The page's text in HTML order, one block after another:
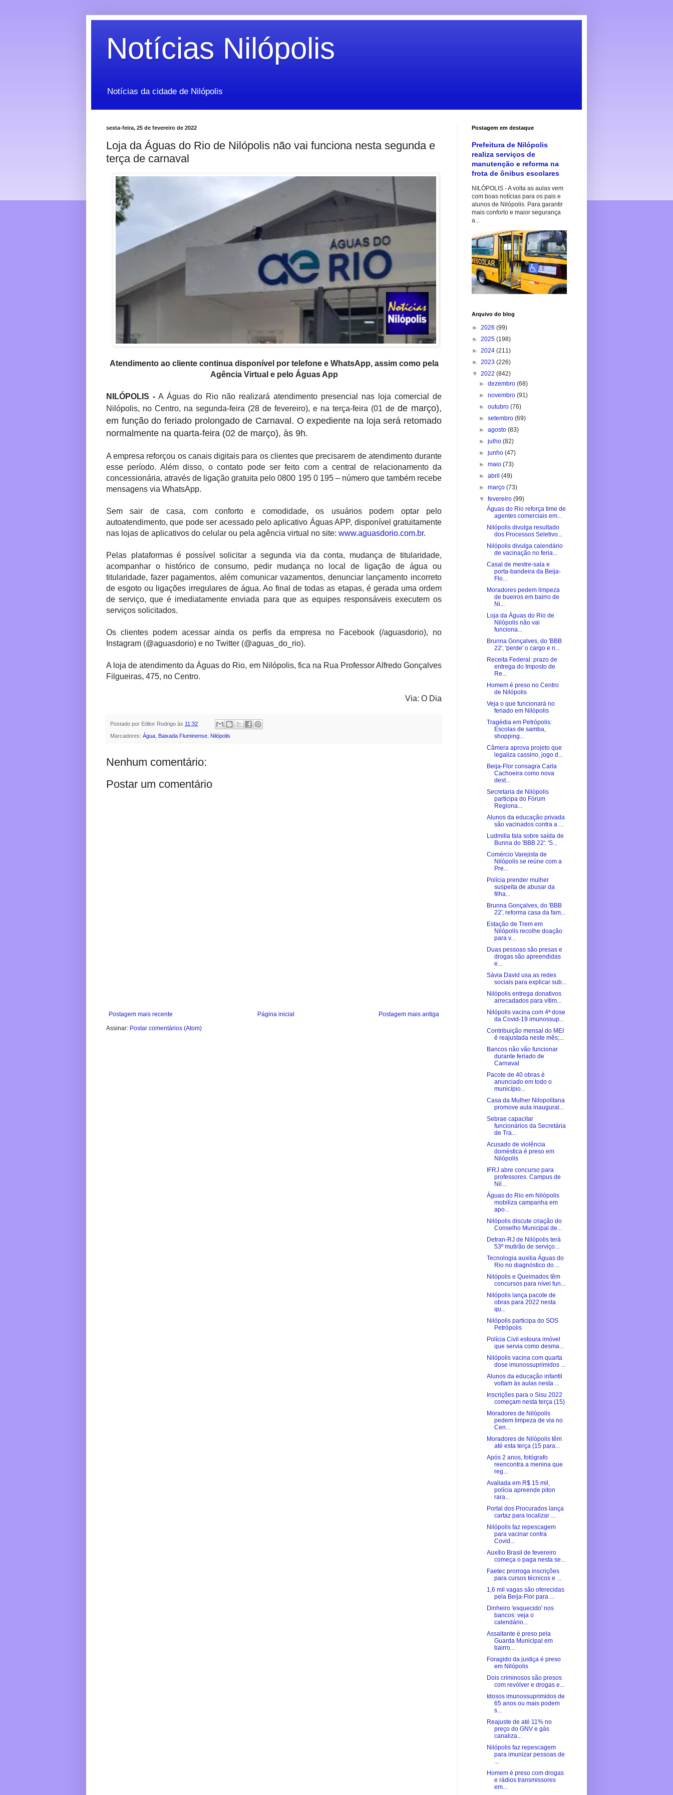
Notícias Nilópolis
Notícias da cidade de Nilópolis
sexta-feira, 25 de fevereiro de 2022
Loja da Águas do Rio de Nilópolis não vai funciona nesta segunda e
terça de carnaval
Atendimento ao cliente continua disponível por telefone e WhatsApp, assim como pela
Agência Virtual e pelo Águas App
NILÓPOLIS - A Águas do Rio não realizará atendimento presencial nas loja comercial de
Nilópolis, no Centro, na segunda-feira (28 de fevereiro), e na terça-feira (01 de de março),
em função do feriado prolongado de Carnaval. O expediente na loja será retomado
normalmente na quarta-feira (02 de março), às 9h.
A empresa reforçou os canais digitais para os clientes que precisarem de atendimento durante
esse período. Além disso, o contato pode ser feito com a central de relacionamento da
concessionária, através de ligação gratuita pelo 0800 195 0 195 – número que também recebe
mensagens via WhatsApp.
Sem sair de casa, com conforto e comodidade, os usuários podem optar pelo
autoatendimento, que pode ser acessado pelo aplicativo Águas APP, disponível gratuitamente
nas lojas de aplicativos do celular ou pela agência virtual no site: www.aguasdorio.com.br.
Pelas plataformas é possível solicitar a segunda via da conta, mudança de titularidade,
acompanhar o histórico de consumo, pedir mudança no local de ligação de água ou
titularidade, fazer pagamentos, além comunicar vazamentos, denunciar lançamento incorreto
de esgoto ou ligações irregulares de água. Ao final de todas as etapas, é gerada uma ordem
de serviço, que é imediatamente enviada para que as equipes responsáveis executem os
serviços solicitados.
Os clientes podem acessar ainda os perfis da empresa no Facebook (/aguasdorio), no
Instagram (@aguasdorio) e no Twitter (@aguas_do_rio).
A loja de atendimento da Águas do Rio, em Nilópolis, fica na Rua Professor Alfredo Gonçalves
Filgueiras, 475, no Centro.
Via: O Dia
Postado por Editor Rodrigo às 11:32
Marcadores: Água, Baixada Fluminense, Nilópolis
Nenhum comentário:
Postar um comentário
Postagem mais recente Postagem mais antiga
Página inicial
Assinar: Postar comentários (Atom)
Postagem em destaque
Prefeitura de Nilópolis
realiza serviços de
manutenção e reforma na
frota de ônibus escolares
NILÓPOLIS - A volta as aulas vem
com boas notícias para os pais e
alunos de Nilópolis. Para garantir
mais conforto e maior segurança
a...
Arquivo do blog
► 2026 (99)
► 2025 (198)
► 2024 (211)
► 2023 (226)
▼ 2022 (842)
►dezembro(68)
►novembro(91)
►outubro(76)
►setembro(69)
►agosto(83)
►julho(82)
►junho(47)
►maio(73)
►abril(49)
►março(73)
▼fevereiro(99)
Águas do Rio reforça time de
agentes comerciais em...
Nilópolis divulga resultado
dos Processos Seletivo...
Nilópolis divulga calendário
de vacinação no feria...
Casal de mestre-sala e
porta-bandeira da Beija-
Flo...
Moradores pedem limpeza
de bueiros em bairro de
Ni...
Loja da Águas do Rio de
Nilópolis não vai
funciona...
Brunna Gonçalves, do 'BBB
22', 'perde' o cargo e n...
Receita Federal: prazo de
entrega do Imposto de
Re...
Homem é preso no Centro
de Nilópolis
Veja o que funcionará no
feriado em Nilópolis
Tragédia em Petrópolis:
Escolas de samba,
shopping...
Câmera aprova projeto que
legaliza cassino, jogo d...
Beija-Flor consagra Carla
Cachoeira como nova
dest...
Secretaria de Nilópolis
participa do Fórum
Regiona...
Alunos da educação privada
são vacinados contra a ...
Ludmilla fala sobre saída de
Bunna do 'BBB 22': 'S...
Comércio Varejista de
Nilópolis se reúne com a
Pre...
Polícia prender mulher
suspeita de abusar da
filha...
Brunna Gonçalves, do 'BBB
22', reforma casa da fam...
Estação de Trem em
Nilópolis recolhe doação
para v...
Duas pessoas são presas e
drogas são apreendidas
e...
Sávia David usa as redes
sociais para explicar sub...
Nilópolis entrega donativos
arrecadados para vítim...
Nilópolis vacina com 4ª dose
da Covid-19 imunossup...
Contribuição mensal do MEI
é reajustada neste mês;...
Bancos não vão funcionar
durante feriado de
Carnaval
Pacote de 40 obras é
anunciado em todo o
município...
Casa da Mulher Nilopolitana
promove aula inaugural...
Sebrae capacitar
funcionários da Secretária
de Tra...
Acusado de violência
doméstica é preso em
Nilópolis
IFRJ abre concurso para
professores. Campus de
Nil...
Águas do Rio em Nilópolis
mobiliza campanha em
apo...
Nilópolis discute criação do
Conselho Municipal de...
Detran-RJ de Nilópolis terá
53º mutirão de serviço...
Tecnologia auxilia Águas do
Rio no diagnóstico do ...
Nilópolis e Queimados têm
concursos para nível fun...
Nilópolis lança pacote de
obras para 2022 nesta
qu...
Nilópolis participa do SOS
Petrópolis
Polícia Civil estoura imóvel
que servia como desma...
Nilópolis vacina com quarta
dose imunossuprimidos ...
Alunos da educação infantil
voltam às aulas nesta ...
Inscrições para o Sisu 2022
começam nesta terça (15)
Moradores de Nilópolis
pedem limpeza de via no
Cen...
Moradores de Nilópolis têm
até esta terça (15 para...
Após 2 anos, fotógrafo
reencontra a menina que
reg...
Avaliada em R$ 15 mil,
polícia apreende piton
rara...
Portal dos Procurados lança
cartaz para localizar ...
Nilópolis faz repescagem
para vacinar contra
Covid...
Auxílio Brasil de fevereiro
começa o paga nesta se...
Faetec prorroga inscrições
para cursos técnicos e ...
1,6 mil vagas são oferecidas
pela Beija-Flor para ...
Dinheiro 'esquecido' nos
bancos: veja o
calendário...
Assaltante é preso pela
Guarda Municipal em
bairro...
Foragido da justiça é preso
em Nilópolis
Dois criminosos são presos
com revólver e drogas e...
Idosos imunossuprimidos de
65 anos ou mais podem
s...
Reajuste de até 11% no
preço do GNV e gás
canaliza...
Nilópolis faz repescagem
para imunizar pessoas de
...
Homem é preso com drogas
e rádios transmissores
em...